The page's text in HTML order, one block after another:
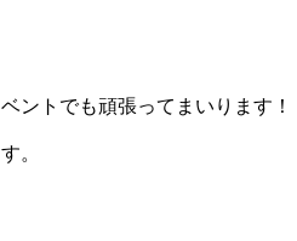
ントでも頑張ってまいります！
。